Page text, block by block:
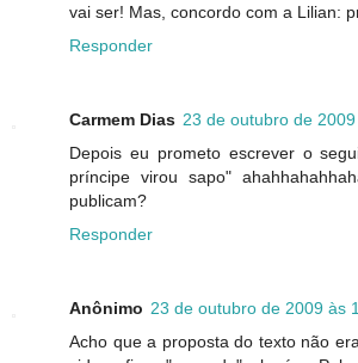
vai ser! Mas, concordo com a Lilian:
Responder
Carmem Dias 23 de outubro de
Depois eu prometo escrever o
príncipe virou sapo"
publicam?
Responder
Anônimo 23 de outubro de 2009 às
Acho que a proposta do texto não